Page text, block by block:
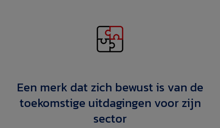
Een merk dat zich bewust is van de
toekomstige uitdagingen voor zijn
sector